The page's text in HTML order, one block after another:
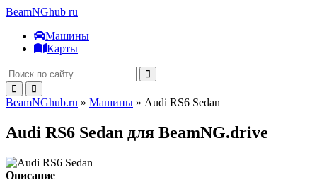
BeamNGhub ru
Машины
Карты
BeamNGhub.ru » Машины » Audi RS6 Sedan
Audi RS6 Sedan для BeamNG.drive
Описание